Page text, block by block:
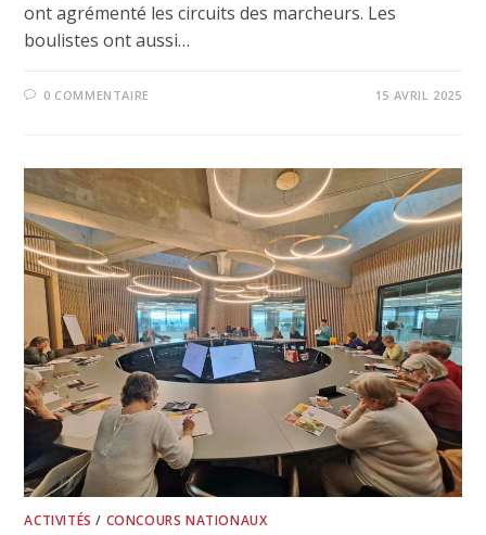
ont agrémenté les circuits des marcheurs. Les
boulistes ont aussi…
0 COMMENTAIRE 15 AVRIL 2025
ACTIVITÉS / CONCOURS NATIONAUX